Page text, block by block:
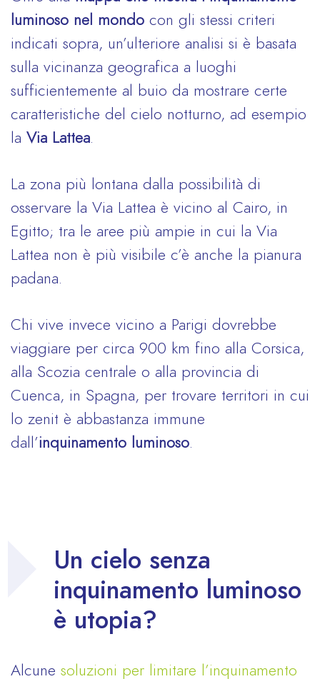
luminoso nel mondo con gli stessi criteri
indicati sopra, un’ulteriore analisi si è basata
sulla vicinanza geografica a luoghi
sufficientemente al buio da mostrare certe
caratteristiche del cielo notturno, ad esempio
la Via Lattea
La zona più lontana dalla possibilità di
osservare la Via Lattea è vicino al Cairo, in
Egitto; tra le aree più ampie in cui la Via
Lattea non è più visibile c’è anche la pianura
padana.
Chi vive invece vicino a Parigi dovrebbe
viaggiare per circa 900 km fino alla Corsica,
alla Scozia centrale o alla provincia di
Cuenca, in Spagna, per trovare territori in cui
lo zenit è abbastanza immune
dall’inquinamento luminoso
Un cielo senza
inquinamento luminoso
è utopia?
Alcune soluzioni per limitare l’inquinamento